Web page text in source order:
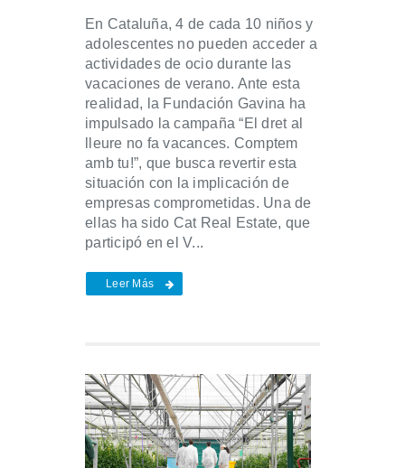
En Cataluña, 4 de cada 10 niños y
adolescentes no pueden acceder a
actividades de ocio durante las
vacaciones de verano. Ante esta
realidad, la Fundación Gavina ha
impulsado la campaña “El dret al
lleure no fa vacances. Comptem
amb tu!”, que busca revertir esta
situación con la implicación de
empresas comprometidas. Una de
ellas ha sido Cat Real Estate, que
participó en el V...
Leer Más